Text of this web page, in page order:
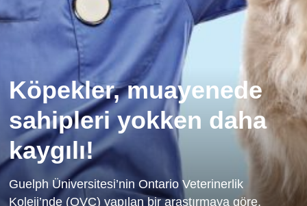
Köpekler, muayenede
sahipleri yokken daha
kaygılı!
Guelph Üniversitesi’nin Ontario Veterinerlik
Koleji’nde (OVC) yapılan bir araştırmaya göre,